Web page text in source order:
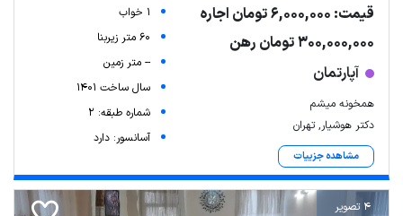
قیمت: 6,000,000 تومان اجاره
300,000,000 تومان رهن
آپارتمان
همخونه میشم
دکتر هوشیار, تهران
مشاهده جزییات
1 خواب
60 متر زیربنا
-- متر زمین
سال ساخت 1401
شماره طبقه: 2
آسانسور: دارد
4 تصویر